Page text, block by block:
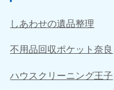
しあわせの遺品整理
不用品回収ポケット奈良
ハウスクリーニング王子